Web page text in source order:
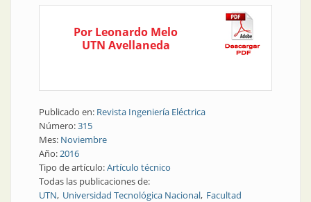
Por Leonardo Melo
UTN Avellaneda
Publicado en: Revista Ingeniería Eléctrica
Número:315
Mes: Noviembre
Año:2016
Tipo de artículo:Artículo técnico
Todas las publicaciones de:
UTN Universidad Tecnológica Nacional Facultad